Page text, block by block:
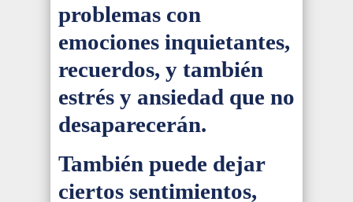
problemas con
emociones inquietantes,
recuerdos, y también
estrés y ansiedad que no
desaparecerán.
También puede dejar
ciertos sentimientos,